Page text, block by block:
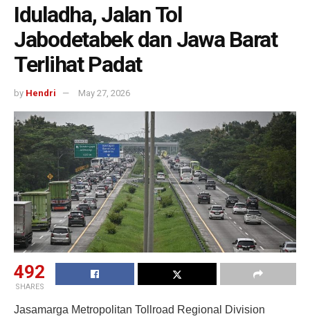
Iduladha, Jalan Tol
Jabodetabek dan Jawa Barat
Terlihat Padat
by Hendri May 27, 2026
492
SHARES
Jasamarga Metropolitan Tollroad Regional Division